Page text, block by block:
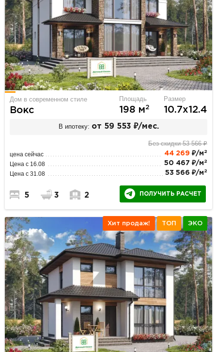
Дом в современном стиле
Вокс
Площадь
198 м2
Размер
10.7х12.4
В ипотеку: от 59 553 ₽/мес.
Без скидки 53 566 ₽
цена сейчас 44 269 ₽/м 2
Цена с 16.08 50 467 ₽/м 2
Цена с 31.08 53 566 ₽/м 2
5 3 2 ПОЛУЧИТЬ РАСЧЕТ
Хит продаж! ТОП ЭКО